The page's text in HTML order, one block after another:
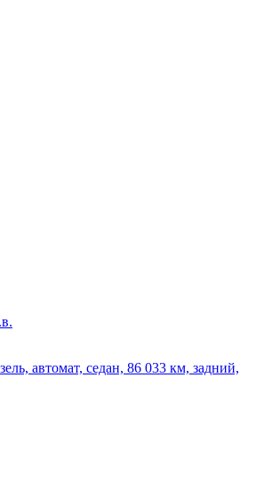
автомат, седан, 86 033 км, задний,